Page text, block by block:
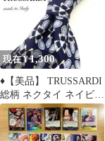
現在 ¥1,300
♦︎【美品】 TRUSSARDI
総柄 ネクタイ ネイビー
派手 使用感